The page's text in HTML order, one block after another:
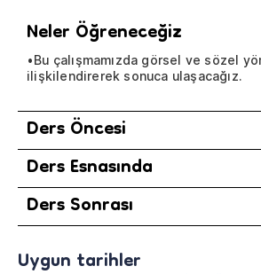
Neler Öğreneceğiz
•Bu çalışmamızda görsel ve sözel
ilişkilendirerek sonuca ulaşacağız.
Ders Öncesi
Ders Esnasında
Ders Sonrası
Uygun tarihler